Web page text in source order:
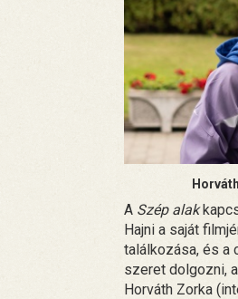
A Szép alak
Hajni a saját
találkozása, és a
szeret dolgozni, a
Horváth Zorka